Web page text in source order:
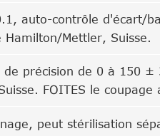
auto-contrôle d'écart/
Hamilton/Mettler, Suisse.
précision de 0 à 150 ±
FOITES le
peut stérilisation